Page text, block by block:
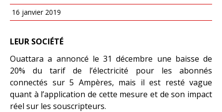
16 janvier 2019
LEUR SOCIÉTÉ
Ouattara a annoncé le 31 décembre une baisse de
20% du tarif de l’électricité pour les abonnés
connectés sur 5 Ampères, mais il est resté vague
quant à l’application de cette mesure et de son impact
réel sur les souscripteurs.